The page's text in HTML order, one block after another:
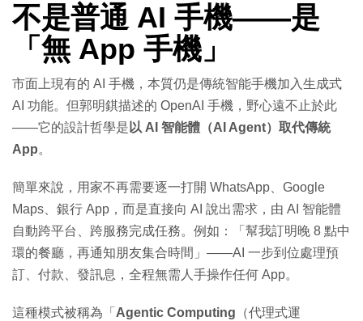
不是普通 AI 手機——是
「無 App 手機」
市面上現有的 AI 手機，本質仍是傳統智能手機加入生成式
AI 功能。但郭明錤描述的 OpenAI 手機，野心遠不止於此
——它的設計哲學是 以 AI 智能體（AI Agent）取代傳統
App。
簡單來說，用家不再需要逐一打開 WhatsApp、Google
Maps、銀行 App，而是直接向 AI 說出需求，由 AI 智能體
自動跨平台、跨服務完成任務。例如：「幫我訂明晚 8 點中
環的餐廳，再通知朋友集合時間」——AI 一步到位處理預
訂、付款、發訊息，全程無需人手操作任何 App。
這種模式被稱為「 Agentic Computing （代理式運